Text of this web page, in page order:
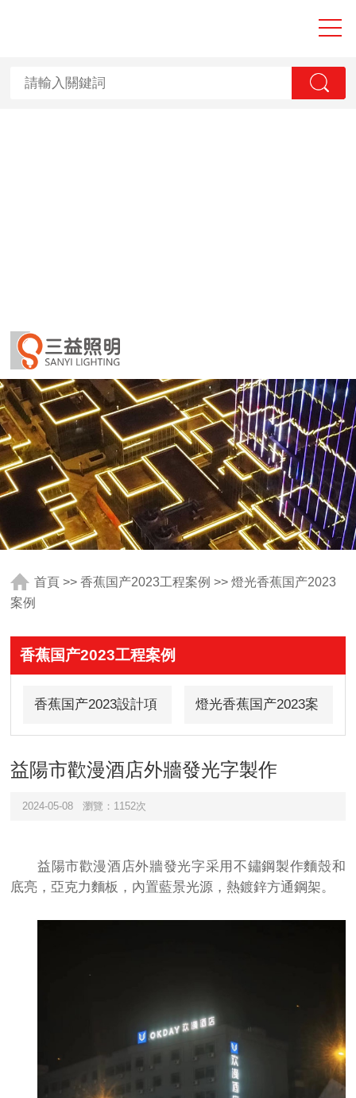
大香蕉性爱视频,
香蕉国产2023,
首頁 >>香蕉国产2023工程案例 >>燈光香蕉国产2023
案例
香蕉国产2023工程案例
香蕉国产2023設計項 燈光香蕉国产2023案
益陽市歡漫酒店外牆發光字製作
2024-05-08 瀏覽：1152次
益陽市歡漫酒店外牆發光字采用不鏽鋼製作麵殼和
底亮，亞克力麵板，內置藍景光源，熱鍍鋅方通鋼架。